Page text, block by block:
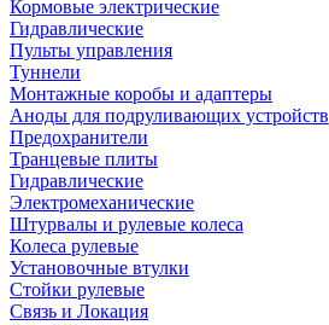
Кормовые электрические
Гидравлические
Пульты управления
Туннели
Монтажные коробы и адаптеры
Аноды для подруливающих устройств
Предохранители
Транцевые плиты
Гидравлические
Электромеханические
Штурвалы и рулевые колеса
Колеса рулевые
Установочные втулки
Стойки рулевые
Связь и Локация